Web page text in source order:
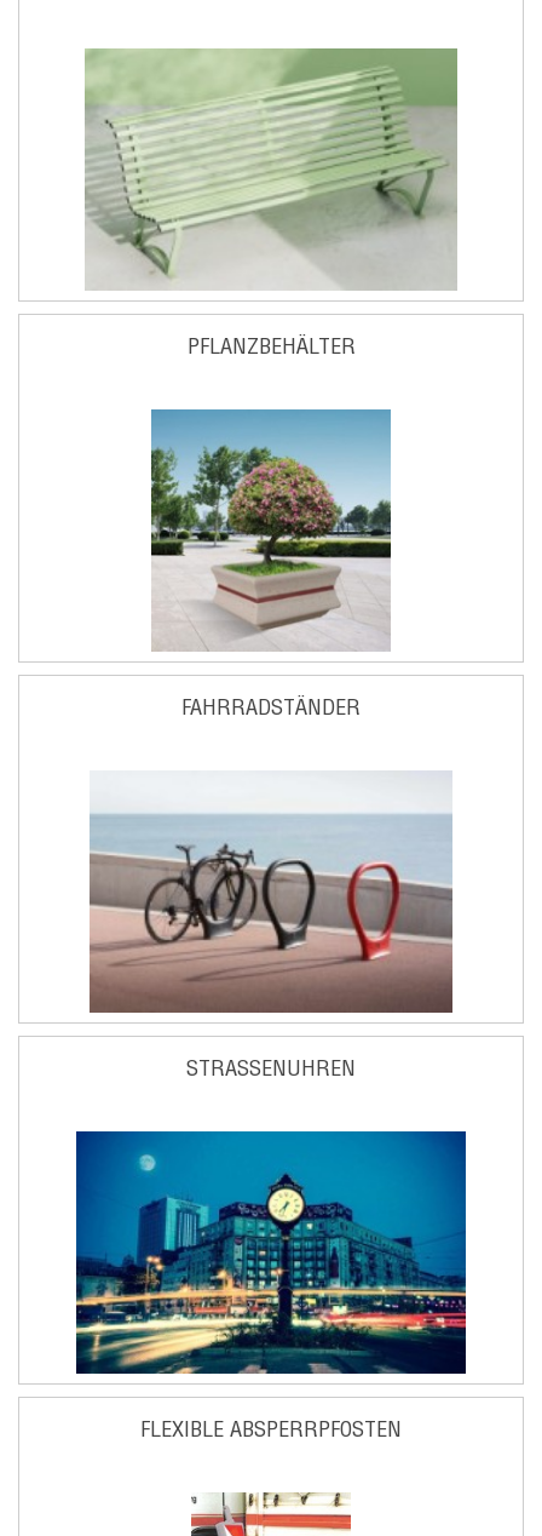
PFLANZBEHÄLTER
FAHRRADSTÄNDER
STRASSENUHREN
FLEXIBLE ABSPERRPFOSTEN